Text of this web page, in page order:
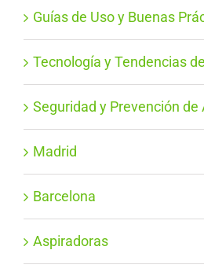
Guías de Uso y Buenas
Tecnología y Tendencias
Seguridad y Prevención de
Madrid
Barcelona
Aspiradoras